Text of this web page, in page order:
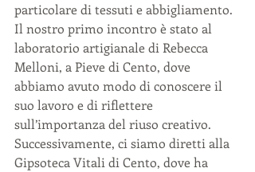
particolare di tessuti e abbigliamento.
Il nostro primo incontro è stato al
laboratorio artigianale di Rebecca
Melloni, a Pieve di Cento, dove
abbiamo avuto modo di conoscere il
suo lavoro e di riflettere
sull’importanza del riuso creativo.
Successivamente, ci siamo diretti alla
Gipsoteca Vitali di Cento, dove ha